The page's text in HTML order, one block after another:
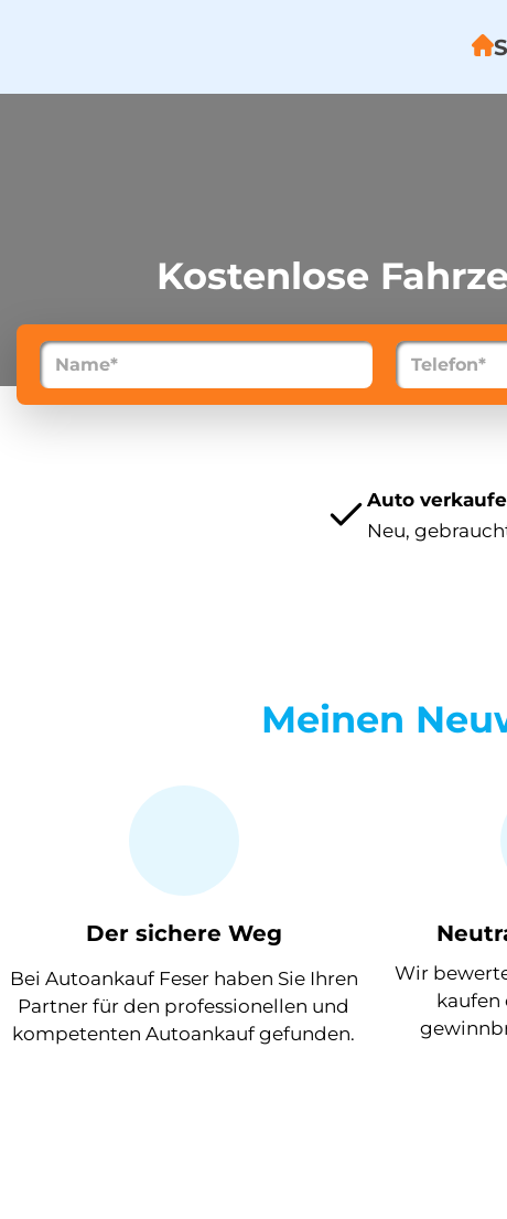
Kostenlose
Auto
Neu,
Meinen
Der sichere Weg
Bei Autoankauf Feser haben Sie Ihren
Partner für den professionellen und
kompetenten Autoankauf gefunden.
Wir
kaufen
Impressum